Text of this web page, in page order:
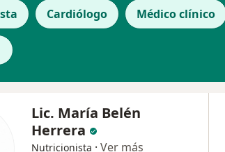
Cardiólogo Médico clínico
Lic. María Belén
Herrera
Nutricionista · Ver más